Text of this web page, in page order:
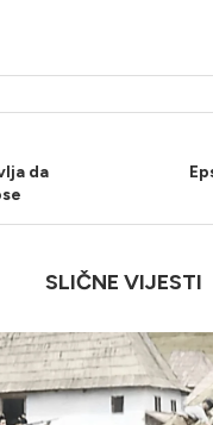
da
SLIČNE VIJESTI